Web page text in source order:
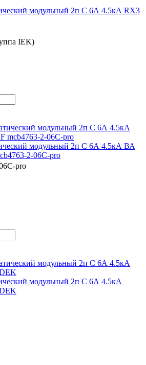
модульный 2п C 6А 4.5кА RX3
IEK)
модульный 2п C 6А 4.5кА ВА
2-06C-pro
pro
модульный 2п C 6А 4.5кА